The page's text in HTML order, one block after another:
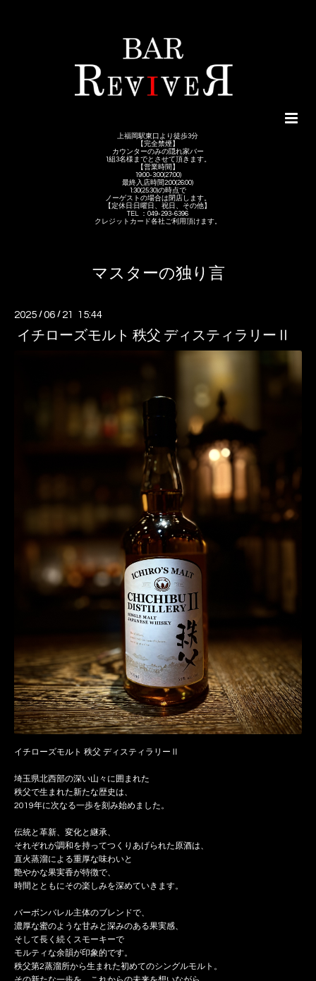
上福岡駅東口より徒歩3分
【完全禁煙】
カウンターのみの隠れ家バー
1組3名様までとさせて頂きます。
【営業時間】
19:00-3:00(27:00)
最終入店時間2:00(26:00)
1:30(25:30)の時点で
ノーゲストの場合は閉店します。
【定休日:日曜日、祝日、その他】
TEL ：049-293-6396
クレジットカード各社ご利用頂けます。
マスターの独り言
2025 /06 / 21 15:44
イチローズモルト 秩父 ディスティラリーⅡ
イチローズモルト 秩父 ディスティラリーⅡ
埼玉県北西部の深い山々に囲まれた
秩父で生まれた新たな歴史は、
2019年に次なる一歩を刻み始めました。
伝統と革新、変化と継承、
それぞれが調和を持ってつくりあげられた原酒は、
直火蒸溜による重厚な味わいと
艶やかな果実香が特徴で、
時間とともにその楽しみを深めていきます。
バーボンバレル主体のブレンドで、
濃厚な蜜のような甘みと深みのある果実感、
そして長く続くスモーキーで
モルティな余韻が印象的です。
秩父第2蒸溜所から生まれた初めてのシングルモルト。